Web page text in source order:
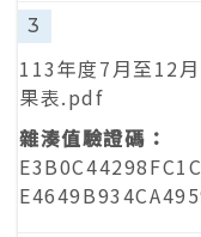
3
113年度7月至12
果表.pdf